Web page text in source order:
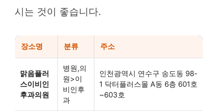
시는 것이 좋습니다.
장소명 분류 주소
맑음플러
스이비인
후과의원
병원,의
원>이
비인후
과
인천광역시 연수구 송도동 98-
1 닥터플러스몰 A동 6층 601호
~603호